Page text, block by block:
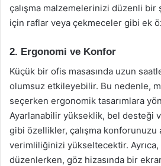
çalışma malzemelerinizi düzenli
için raflar veya çekmeceler gibi ek
2. Ergonomi ve Konfor
Küçük bir ofis masasında uzun
olumsuz etkileyebilir. Bu nedenle,
seçerken ergonomik tasarımlara
Ayarlanabilir yükseklik, bel desteği
gibi özellikler, çalışma konforunuzu
verimliliğinizi yükseltecektir. Ayrıca,
düzenlerken, göz hizasında bir